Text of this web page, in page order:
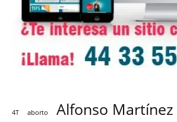
4T aborto Alfonso Martínez